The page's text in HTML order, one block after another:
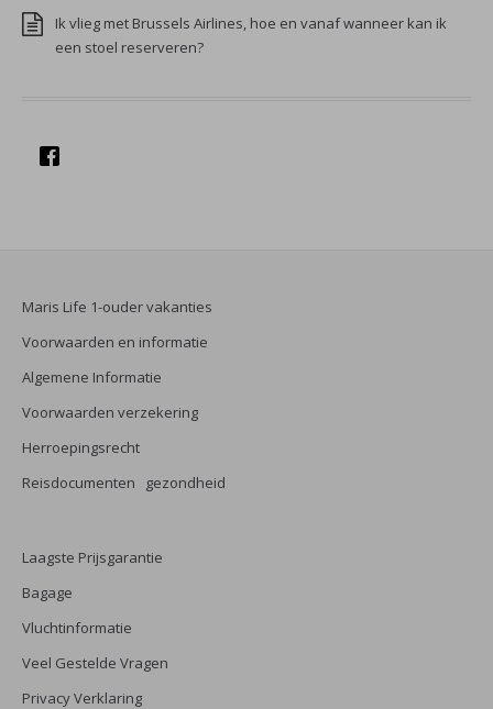
Ik vlieg met Brussels Airlines, hoe en vanaf wanneer kan ik
een stoel reserveren?
Maris Life 1-ouder vakanties
Voorwaarden en informatie
Algemene Informatie
Voorwaarden verzekering
Herroepingsrecht
Reisdocumenten gezondheid
Laagste Prijsgarantie
Bagage
Vluchtinformatie
Veel Gestelde Vragen
Privacy Verklaring